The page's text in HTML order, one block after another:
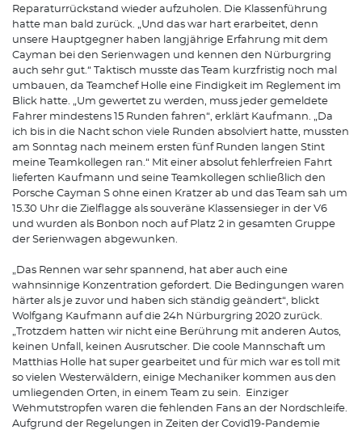
Reparaturrückstand wieder aufzuholen. Die Klassenführung
hatte man bald zurück. „Und das war hart erarbeitet, denn
unsere Hauptgegner haben langjährige Erfahrung mit dem
Cayman bei den Serienwagen und kennen den Nürburgring
auch sehr gut.“ Taktisch musste das Team kurzfristig noch mal
umbauen, da Teamchef Holle eine Findigkeit im Reglement im
Blick hatte. „Um gewertet zu werden, muss jeder gemeldete
Fahrer mindestens 15 Runden fahren“, erklärt Kaufmann. „Da
ich bis in die Nacht schon viele Runden absolviert hatte, mussten
am Sonntag nach meinem ersten fünf Runden langen Stint
meine Teamkollegen ran.“ Mit einer absolut fehlerfreien Fahrt
lieferten Kaufmann und seine Teamkollegen schließlich den
Porsche Cayman S ohne einen Kratzer ab und das Team sah um
15.30 Uhr die Zielflagge als souveräne Klassensieger in der V6
und wurden als Bonbon noch auf Platz 2 in gesamten Gruppe
der Serienwagen abgewunken.
„Das Rennen war sehr spannend, hat aber auch eine
wahnsinnige Konzentration gefordert. Die Bedingungen waren
härter als je zuvor und haben sich ständig geändert“, blickt
Wolfgang Kaufmann auf die 24h Nürburgring 2020 zurück.
„Trotzdem hatten wir nicht eine Berührung mit anderen Autos,
keinen Unfall, keinen Ausrutscher. Die coole Mannschaft um
Matthias Holle hat super gearbeitet und für mich war es toll mit
so vielen Westerwäldern, einige Mechaniker kommen aus den
umliegenden Orten, in einem Team zu sein. Einziger
Wehmutstropfen waren die fehlenden Fans an der Nordschleife.
Aufgrund der Regelungen in Zeiten der Covid19-Pandemie